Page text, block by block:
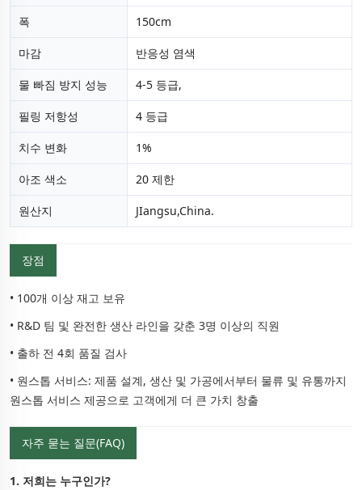
폭 150cm
마감 반응성 염색
물 빠짐 방지 성능 4-5 등급,
필링 저항성 4 등급
치수 변화 1%
아조 색소 20 제한
원산지 JIangsu,China.
장점
• 100개 이상 재고 보유
• R&D 팀 및 완전한 생산 라인을 갖춘 3명 이상의 직원
• 출하 전 4회 품질 검사
• 원스톱 서비스: 제품 설계, 생산 및 가공에서부터 물류 및 유통까지
원스톱 서비스 제공으로 고객에게 더 큰 가치 창출
자주 묻는 질문(FAQ)
1. 저희는 누구인가?